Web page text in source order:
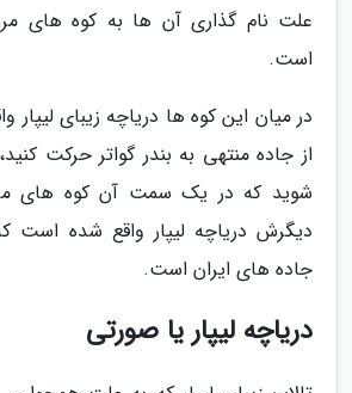
علت نام گذاری آن ها به کوه های
است.
در میان این کوه ها دریاچه زیبای
از جاده منتهی به بندر گواتر حرکت
شوید که در یک سمت آن کوه های
دیگرش دریاچه لیپار واقع شده است
جاده های ایران است.
دریاچه لیپار یا صورتی